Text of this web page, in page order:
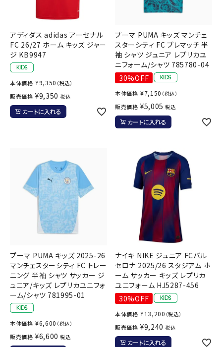
アディダス adidas アーセナル
FC 26/27 ホーム キッズ ジャー
ジ KB9947
本体価格 ¥9,350 （税込）
販売価格 ¥9,350 税込
カートに入れる
プーマ PUMA キッズ マンチェ
スターシティ FC プレマッチ 半
袖 シャツ ジュニア レプリカユ
ニフォーム/シャツ 785780-04
30%OFF
本体価格 ¥7,150 （税込）
販売価格 ¥5,005 税込
カートに入れる
プーマ PUMA キッズ 2025-26
マンチェスターシティ FC トレー
ニング 半袖 シャツ サッカー ジ
ュニア/キッズ レプリカユニフォ
ーム/シャツ 781995-01
本体価格 ¥6,600 （税込）
販売価格 ¥6,600 税込
ナイキ NIKE ジュニア FCバル
セロナ 2025/26 スタジアム ホ
ーム サッカー キッズ レプリカ
ユニフォーム HJ5287-456
30%OFF
本体価格 ¥13,200 （税込）
販売価格 ¥9,240 税込
カートに入れる